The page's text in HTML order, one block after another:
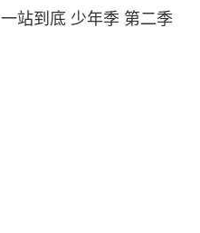
一站到底 少年季 第二季